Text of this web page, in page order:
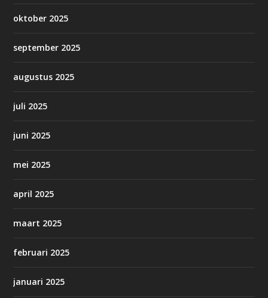
oktober 2025
september 2025
augustus 2025
juli 2025
juni 2025
mei 2025
april 2025
maart 2025
februari 2025
januari 2025